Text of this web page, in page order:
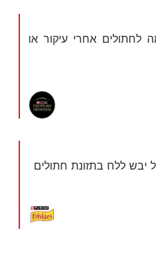
לחתולים אחרי עיקור או
יבש ללח בתזונת חתולים